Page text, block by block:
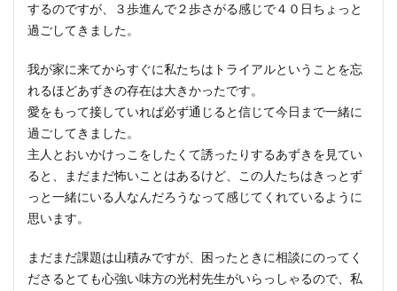
するのですが、３歩進んで２歩さがる感じで４０日ちょっと
過ごしてきました。
我が家に来てからすぐに私たちはトライアルということを忘
れるほどあずきの存在は大きかったです。
愛をもって接していれば必ず通じると信じて今日まで一緒に
過ごしてきました。
主人とおいかけっこをしたくて誘ったりするあずきを見てい
ると、まだまだ怖いことはあるけど、この人たちはきっとず
っと一緒にいる人なんだろうなって感じてくれているように
思います。
まだまだ課題は山積みですが、困ったときに相談にのってく
ださるとても心強い味方の光村先生がいらっしゃるので、私